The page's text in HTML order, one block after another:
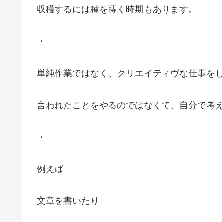
収穫するには種を蒔く時期もあります。
・
単純作業ではなく、クリエイティヴな仕事を
言われたことをやるのではなくて、自分で考
・
例えば
文章を書いたり